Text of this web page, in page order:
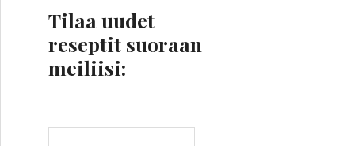
Tilaa uudet
reseptit suoraan
meiliisi: